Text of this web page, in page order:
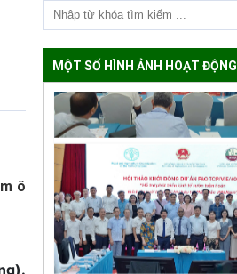
ô
MỘT SỐ HÌNH ẢNH HOẠT ĐỘNG